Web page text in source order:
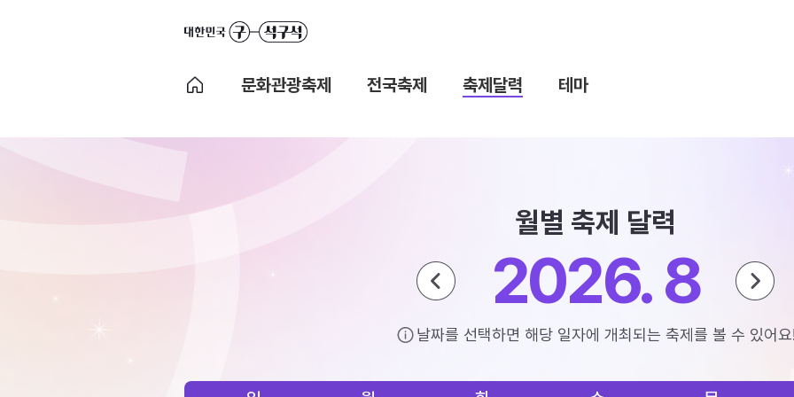
문화관광축제 전국축제 축제달력 테마
월별 축제 달력
2026. 8
날짜를 선택하면 해당 일자에 개최되는 축제를 볼 수 있어